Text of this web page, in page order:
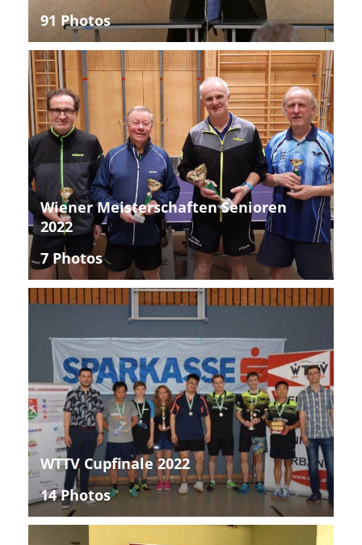
91 Photos
Wiener Meisterschaften Senioren
2022
7 Photos
WTTV Cupfinale 2022
14 Photos